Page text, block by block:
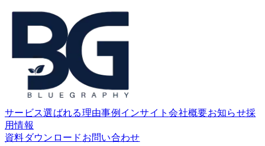
サービス選ばれる理由事例 インサイト会社概要お知らせ採
用情報
資料ダウンロード お問い合わせ